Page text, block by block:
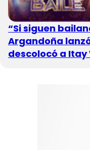
“Si siguen
Argandoña
descolocó a Itay